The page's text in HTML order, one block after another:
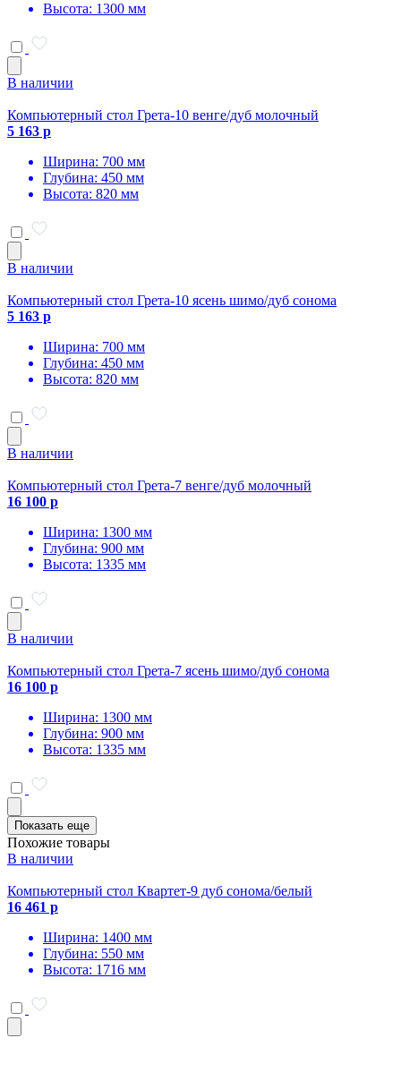
Высота: 1300 мм
В наличии
Компьютерный стол Грета-10 венге/дуб молочный
5 163 р
Ширина: 700 мм
Глубина: 450 мм
Высота: 820 мм
В наличии
Компьютерный стол Грета-10 ясень шимо/дуб сонома
5 163 р
Ширина: 700 мм
Глубина: 450 мм
Высота: 820 мм
В наличии
Компьютерный стол Грета-7 венге/дуб молочный
16 100 р
Ширина: 1300 мм
Глубина: 900 мм
Высота: 1335 мм
В наличии
Компьютерный стол Грета-7 ясень шимо/дуб сонома
16 100 р
Ширина: 1300 мм
Глубина: 900 мм
Высота: 1335 мм
Показать еще
Похожие товары
В наличии
Компьютерный стол Квартет-9 дуб сонома/белый
16 461 р
Ширина: 1400 мм
Глубина: 550 мм
Высота: 1716 мм